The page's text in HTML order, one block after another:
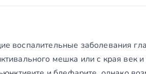
воспалительные заболевания
мешка или с края век